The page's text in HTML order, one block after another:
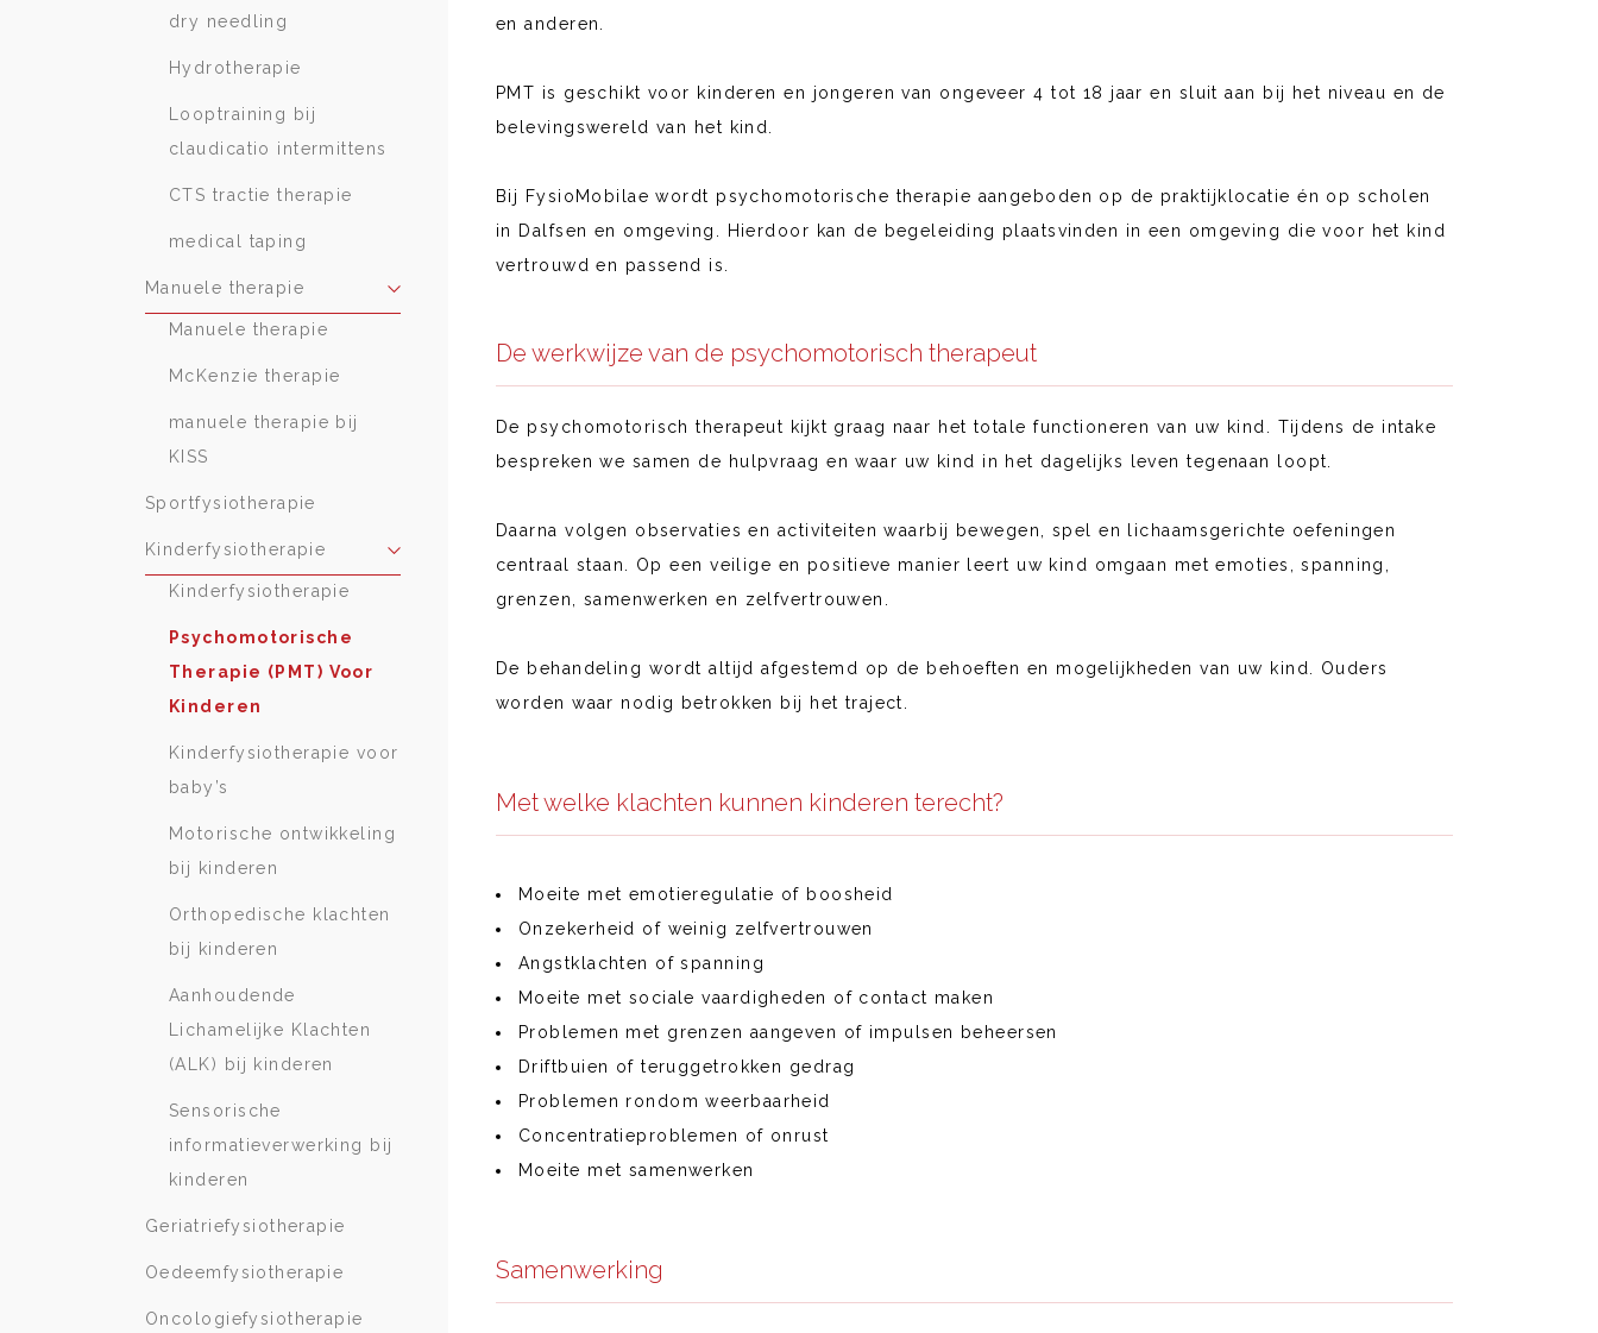
dry needling
Hydrotherapie
Looptraining bij
claudicatio intermittens
CTS tractie therapie
medical taping
Manuele therapie
Manuele therapie
McKenzie therapie
manuele therapie bij
KISS
Sportfysiotherapie
Kinderfysiotherapie
Kinderfysiotherapie
Psychomotorische
Therapie (PMT) Voor
Kinderen
Kinderfysiotherapie voor
baby’s
Motorische ontwikkeling
bij kinderen
Orthopedische klachten
bij kinderen
Aanhoudende
Lichamelijke Klachten
(ALK) bij kinderen
Sensorische
informatieverwerking bij
kinderen
Geriatriefysiotherapie
Oedeemfysiotherapie
Oncologiefysiotherapie
en anderen.
PMT is geschikt voor kinderen en jongeren van ongeveer 4 tot 18 jaar en sluit aan bij het niveau en de
belevingswereld van het kind.
Bij FysioMobilae wordt psychomotorische therapie aangeboden op de praktijklocatie én op scholen
in Dalfsen en omgeving. Hierdoor kan de begeleiding plaatsvinden in een omgeving die voor het kind
vertrouwd en passend is.
De werkwijze van de psychomotorisch therapeut
De psychomotorisch therapeut kijkt graag naar het totale functioneren van uw kind. Tijdens de intake
bespreken we samen de hulpvraag en waar uw kind in het dagelijks leven tegenaan loopt.
Daarna volgen observaties en activiteiten waarbij bewegen, spel en lichaamsgerichte oefeningen
centraal staan. Op een veilige en positieve manier leert uw kind omgaan met emoties, spanning,
grenzen, samenwerken en zelfvertrouwen.
De behandeling wordt altijd afgestemd op de behoeften en mogelijkheden van uw kind. Ouders
worden waar nodig betrokken bij het traject.
Met welke klachten kunnen kinderen terecht?
Moeite met emotieregulatie of boosheid
Onzekerheid of weinig zelfvertrouwen
Angstklachten of spanning
Moeite met sociale vaardigheden of contact maken
Problemen met grenzen aangeven of impulsen beheersen
Driftbuien of teruggetrokken gedrag
Problemen rondom weerbaarheid
Concentratieproblemen of onrust
Moeite met samenwerken
Samenwerking